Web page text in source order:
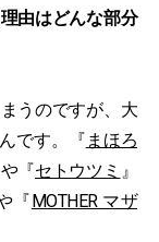
由はどんな部分
うのですが、大
です。『 まほろ
『セトウツミ 』
『MOTHER マザ